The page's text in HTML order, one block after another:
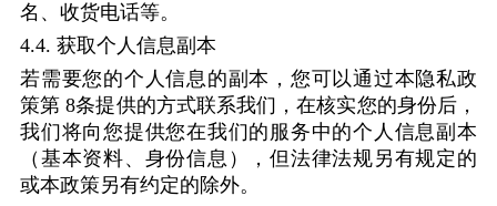
名、收货电话等。
4.4. 获取个人信息副本
若需要您的个人信息的副本，您可以通过本隐私政
策第 8条提供的方式联系我们，在核实您的身份后，
我们将向您提供您在我们的服务中的个人信息副本
（基本资料、身份信息），但法律法规另有规定的
或本政策另有约定的除外。